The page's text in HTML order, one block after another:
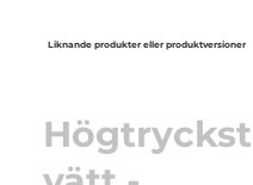
Liknande produkter eller produktversioner
Högtryckst